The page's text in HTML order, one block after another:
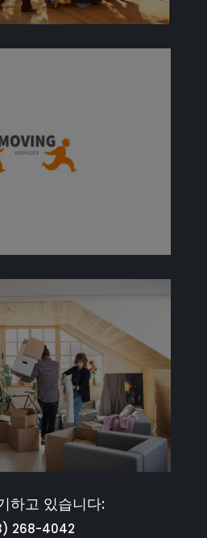
하고 있습니다:
268-4042